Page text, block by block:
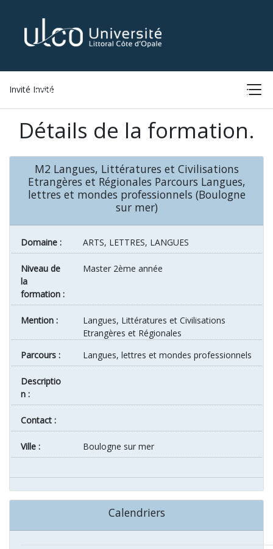
Invité Invité
ACCUEIL CONNEXION
Détails de la formation.
M2 Langues, Littératures et Civilisations
Etrangères et Régionales Parcours Langues,
lettres et mondes professionnels (Boulogne
sur mer)
Domaine : ARTS, LETTRES, LANGUES
Niveau de
la
formation :
Master 2ème année
Mention :
Langues, Littératures et Civilisations
Etrangères et Régionales
Parcours :
Langues, lettres et mondes professionnels
Descriptio
n :
Contact :
ville : Boulogne sur mer
Calendriers